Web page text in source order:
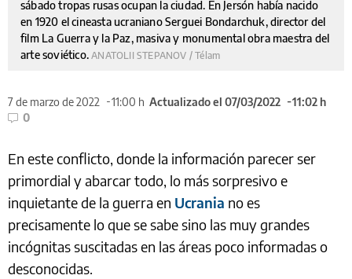
sábado tropas rusas ocupan la ciudad. En Jersón había nacido
en 1920 el cineasta ucraniano Serguei Bondarchuk, director del
film La Guerra y la Paz, masiva y monumental obra maestra del
arte soviético.ANATOLII STEPANOV / Télam
7 de marzo de 2022 11:00 h Actualizado el 07/03/2022
11:02 h
0
En este conflicto, donde la información parecer ser
primordial y abarcar todo, lo más sorpresivo e
inquietante de la guerra en Ucrania no es
precisamente lo que se sabe sino las muy grandes
incógnitas suscitadas en las áreas poco informadas o
desconocidas.